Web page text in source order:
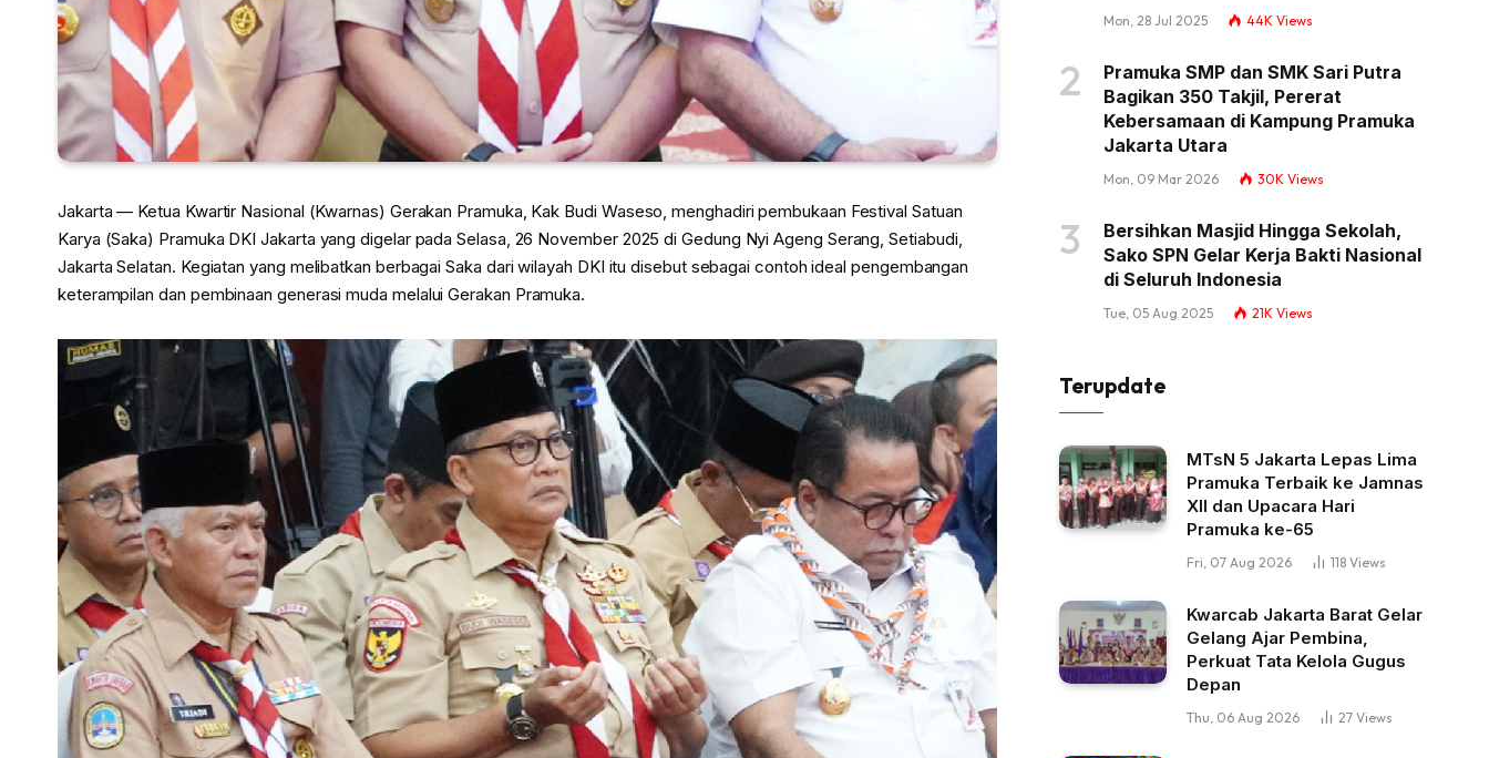
Jakarta — Ketua Kwartir Nasional (Kwarnas) Gerakan Pramuka, Kak Budi Waseso, menghadiri pembukaan Festival Satuan
Karya (Saka) Pramuka DKI Jakarta yang digelar pada Selasa, 26 November 2025 di Gedung Nyi Ageng Serang, Setiabudi,
Jakarta Selatan. Kegiatan yang melibatkan berbagai Saka dari wilayah DKI itu disebut sebagai contoh ideal pengembangan
keterampilan dan pembinaan generasi muda melalui Gerakan Pramuka.
Mon, 28 Jul 2025 44K Views
Pramuka SMP dan SMK Sari Putra
Bagikan 350 Takjil, Pererat
Kebersamaan di Kampung Pramuka
Jakarta Utara
Mon, 09 Mar 2026 30K Views
Bersihkan Masjid Hingga Sekolah,
Sako SPN Gelar Kerja Bakti Nasional
di Seluruh Indonesia
Tue, 05 Aug 2025 21K Views
Terupdate
MTsN 5 Jakarta Lepas Lima
Pramuka Terbaik ke Jamnas
XII dan Upacara Hari
Pramuka ke-65
Fri, 07 Aug 2026 118 Views
Kwarcab Jakarta Barat Gelar
Gelang Ajar Pembina,
Perkuat Tata Kelola Gugus
Depan
Thu, 06 Aug 2026 27 Views